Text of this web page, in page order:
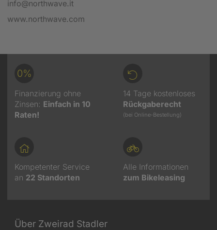
info@northwave.it
www.northwave.com
0%
Finanzierung ohne
Zinsen: Einfach in 10
Raten!
14 Tage kostenloses
Rückgaberecht
(bei Online-Bestellung)
Kompetenter Service
an 22 Standorten
Alle Informationen
zum Bikeleasing
Über Zweirad Stadler